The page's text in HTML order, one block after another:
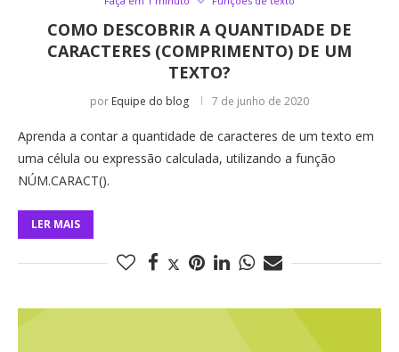
COMO DESCOBRIR A QUANTIDADE DE
CARACTERES (COMPRIMENTO) DE UM
TEXTO?
por Equipe do blog 7 de junho de 2020
Aprenda a contar a quantidade de caracteres de um texto em
uma célula ou expressão calculada, utilizando a função
NÚM.CARACT().
LER MAIS